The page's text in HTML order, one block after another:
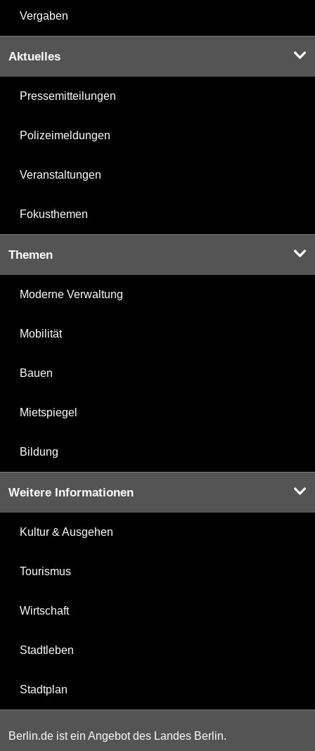
Vergaben
Aktuelles
Pressemitteilungen
Polizeimeldungen
Veranstaltungen
Fokusthemen
Themen
Moderne Verwaltung
Mobilität
Bauen
Mietspiegel
Bildung
Weitere Informationen
Kultur & Ausgehen
Tourismus
Wirtschaft
Stadtleben
Stadtplan
Berlin.de ist ein Angebot des Landes Berlin.